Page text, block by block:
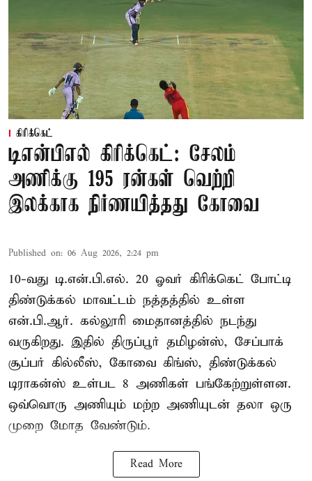
கிரிக்கெட்
டிஎன்பிஎல் கிரிக்கெட்: சேலம்
அணிக்கு 195 ரன்கள் வெற்றி
இலக்காக நிர்ணயித்தது கோவை
Published on: 06 Aug 2026, 2:24 pm
10-வது டி.என்.பி.எல். 20 ஓவர் கிரிக்கெட் போட்டி
திண்டுக்கல் மாவட்டம் நத்தத்தில் உள்ள
என்.பி.ஆர். கல்லூரி மைதானத்தில் நடந்து
வருகிறது. இதில் திருப்பூர் தமிழன்ஸ், சேப்பாக்
சூப்பர் கில்லீஸ், கோவை கிங்ஸ், திண்டுக்கல்
டிராகன்ஸ் உள்பட 8 அணிகள் பங்கேற்றுள்ளன.
ஒவ்வொரு அணியும் மற்ற அணியுடன் தலா ஒரு
முறை மோத வேண்டும்.
Read More